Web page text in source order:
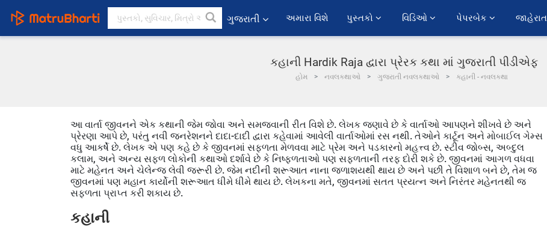
ગુજરાતી અમારા વિશે પુસ્તકો વિડિઓ પેપરબેક જાહેરાત
કહાની Hardik Raja દ્વારા પ્રેરક કથા માં ગુજરાતી પીડીએફ
હોમ નવલકથાઓ ગુજરાતી નવલકથાઓ કહાની - નવલકથા
આ વાર્તા જીવનને એક કથાની જેમ જોવા અને સમજવાની રીત વિશે છે. લેખક જણાવે છે કે વાર્તાઓ આપણને શીખવે છે અને
પ્રેરણા આપે છે, પરંતુ નવી જનરેશનને દાદા-દાદી દ્વારા કહેવામાં આવેલી વાર્તાઓમાં રસ નથી. તેઓને કાર્ટૂન અને મોબાઈલ ગેમ્સ
વધુ આકર્ષે છે. લેખક એ પણ કહે છે કે જીવનમાં સફળતા મેળવવા માટે પ્રેમ અને પડકારનો મહત્ત્વ છે. સ્ટીવ જોબ્સ, અબ્દુલ
કલામ, અને અન્ય સફળ લોકોની કથાઓ દર્શાવે છે કે નિષ્ફળતાઓ પણ સફળતાની તરફ દોરી શકે છે. જીવનમાં આગળ વધવા
માટે મહેનત અને ચેલેન્જ લેવી જરૂરી છે. જેમ નદીની શરૂઆત નાના જળાશયથી થાય છે અને પછી તે વિશાળ બને છે, તેમ જ
જીવનમાં પણ મહાન કાર્યોની શરૂઆત ધીમે ધીમે થાય છે. લેખકના મતે, જીવનમાં સતત પ્રયત્ન અને નિરંતર મહેનતથી જ
સફળતા પ્રાપ્ત કરી શકાય છે.
કહાની